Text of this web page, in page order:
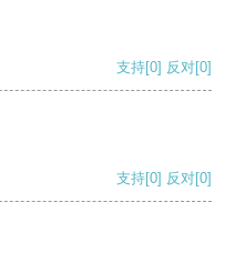
支持[0] 反对[0]
支持[0] 反对[0]